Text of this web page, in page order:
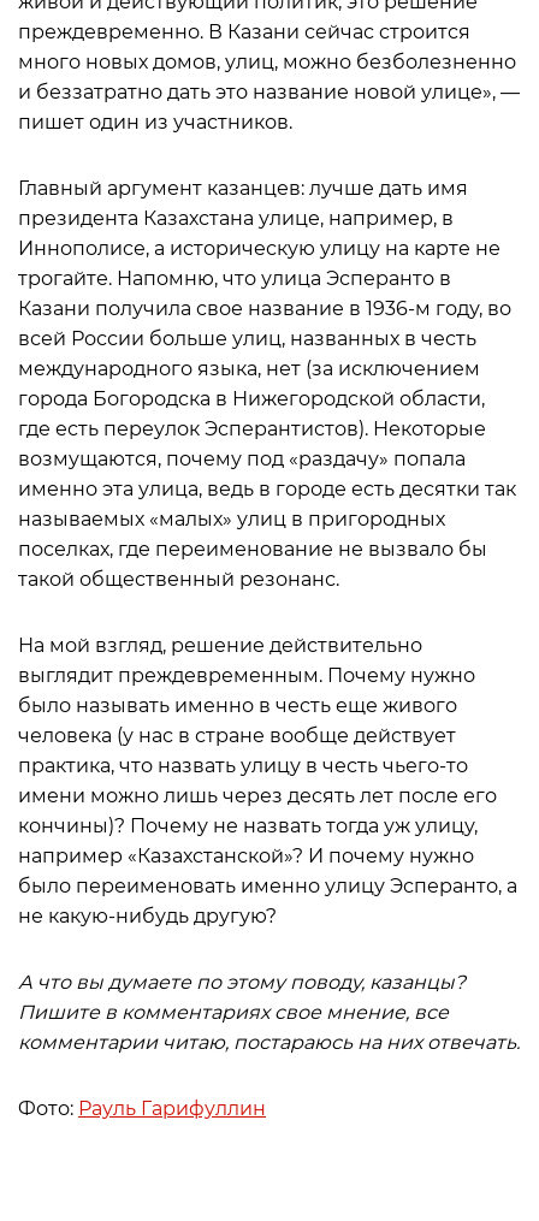
преждевременно. В Казани сейчас строится
много новых домов, улиц, можно безболезненно
и беззатратно дать это название новой улице», —
пишет один из участников.
Главный аргумент казанцев: лучше дать имя
президента Казахстана улице, например, в
Иннополисе, а историческую улицу на карте не
трогайте. Напомню, что улица Эсперанто в
Казани получила свое название в 1936-м году, во
всей России больше улиц, названных в честь
международного языка, нет (за исключением
города Богородска в Нижегородской области,
где есть переулок Эсперантистов). Некоторые
возмущаются, почему под «раздачу» попала
именно эта улица, ведь в городе есть десятки так
называемых «малых» улиц в пригородных
поселках, где переименование не вызвало бы
такой общественный резонанс.
На мой взгляд, решение действительно
выглядит преждевременным. Почему нужно
было называть именно в честь еще живого
человека (у нас в стране вообще действует
практика, что назвать улицу в честь чьего-то
имени можно лишь через десять лет после его
кончины)? Почему не назвать тогда уж улицу,
например «Казахстанской»? И почему нужно
было переименовать именно улицу Эсперанто, а
не какую-нибудь другую?
А что вы думаете по этому поводу, казанцы?
Пишите в комментариях свое мнение, все
комментарии читаю, постараюсь на них отвечать.
Фото: Рауль Гарифуллин